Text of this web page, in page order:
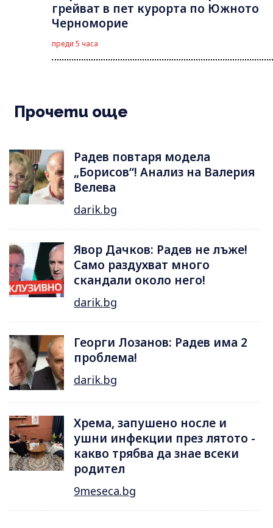
грейват в пет курорта по Южното
Черноморие
преди 5 часа
Прочети още
Радев повтаря модела
„Борисов“! Анализ на Валерия
Велева
darik.bg
Явор Дачков: Радев не лъже!
Само раздухват много
скандали около него!
darik.bg
Георги Лозанов: Радев има 2
проблема!
darik.bg
Хрема, запушено носле и
ушни инфекции през лятотo -
какво трябва да знае всеки
родител
9meseca.bg